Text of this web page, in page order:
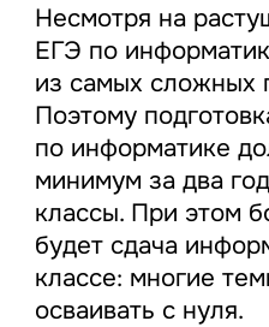
Несмотря на
ЕГЭ по
из самых сложных
Поэтому
по информатике
минимум за два
классы. При этом
будет сдача
классе: многие
осваивать с нуля.